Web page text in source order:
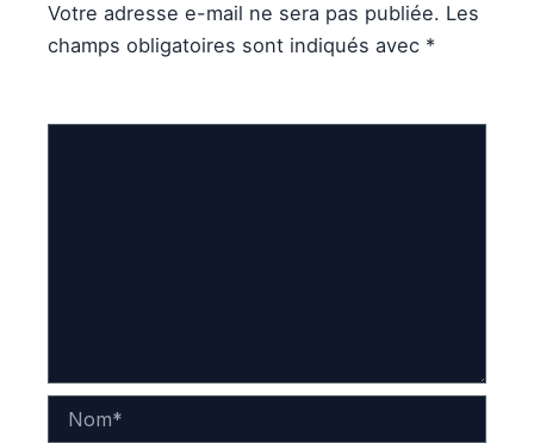
Votre adresse e-mail ne sera pas publiée. Les
champs obligatoires sont indiqués avec *